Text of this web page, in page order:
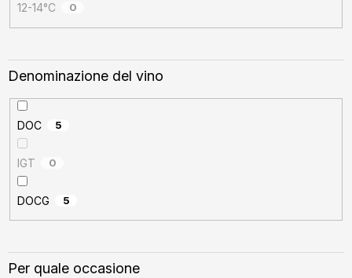
12-14°C 0
Denominazione del vino
DOC 5
IGT 0
DOCG 5
Per quale occasione